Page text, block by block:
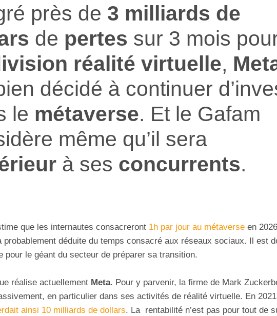
près de 3 milliards de
de pertes sur 3 mois
réalité virtuelle,
décidé à continuer
le métaverse. Et le Gafam
même qu’il sera
à ses concurrents.
que les internautes consacreront 1h par jour au métaverse en
probablement déduite du temps consacré aux réseaux sociaux. Il est
pour le géant du secteur de préparer sa transition.
réalise actuellement Meta. Pour y parvenir, la firme de Mark
en particulier dans ses activités de réalité virtuelle. En
ainsi 10 milliards de dollars. La rentabilité n’est pas pour tout de